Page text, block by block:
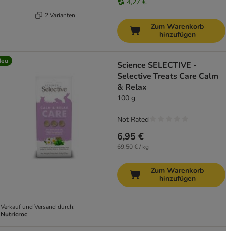
2 Varianten
Zum Warenkorb
hinzufügen
Verkauf und Versand durch:
Nutricroc
Science SELECTIVE -
Selective Treats Care Calm
& Relax
100 g
6,95 €
69,50 € / kg
Not Rated
Zum Warenkorb
hinzufügen